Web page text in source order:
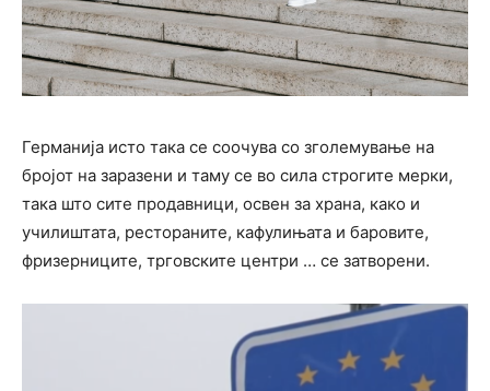
Германија исто така се соочува со зголемување на
бројот на заразени и таму се во сила строгите мерки,
така што сите продавници, освен за храна, како и
училиштата, рестораните, кафулињата и баровите,
фризерниците, трговските центри … се затворени.